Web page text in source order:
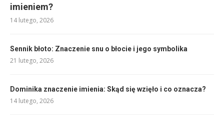
imieniem?
14 lutego, 2026
Sennik błoto: Znaczenie snu o błocie i jego symbolika
21 lutego, 2026
Dominika znaczenie imienia: Skąd się wzięło i co oznacza?
14 lutego, 2026